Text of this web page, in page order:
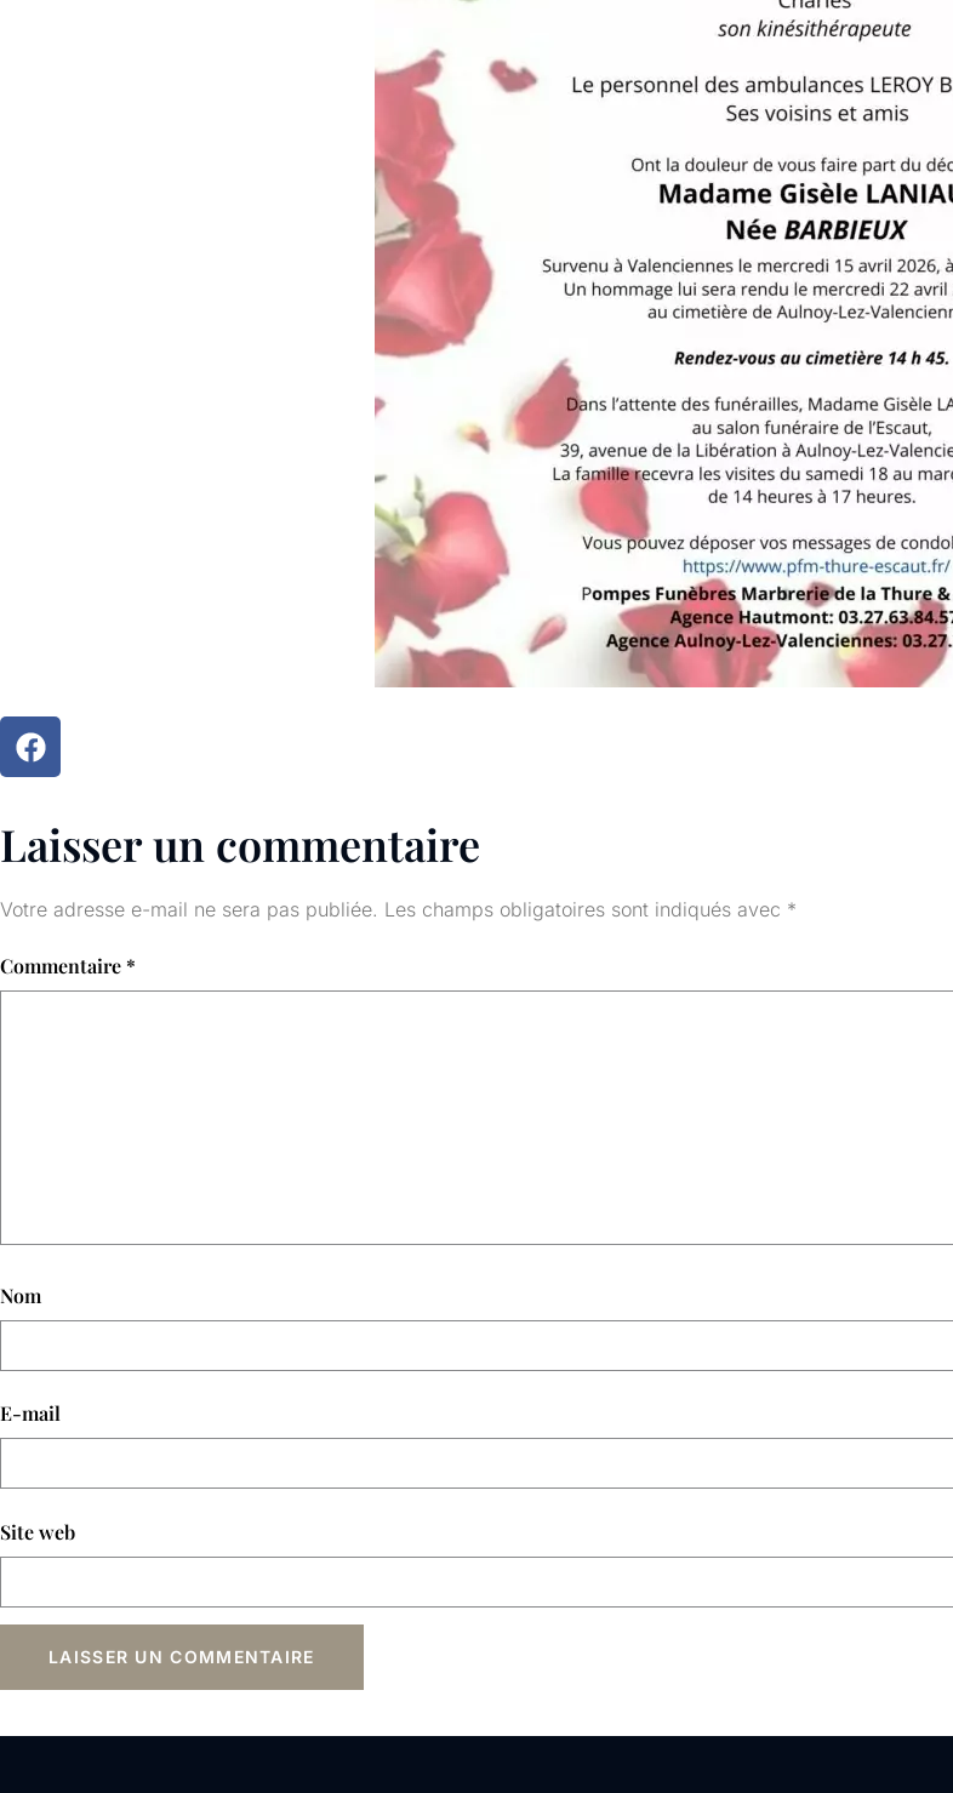
Laisser un commentaire
Votre adresse e-mail ne sera pas publiée. Les champs obligatoires sont indiqués avec *
Commentaire *
Nom
E-mail
Site web